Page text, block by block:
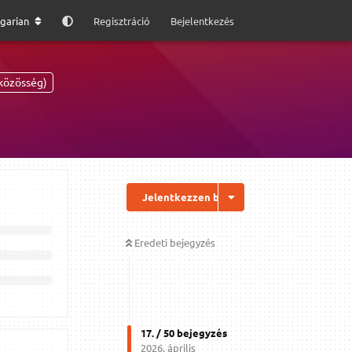
Regisztráció Bejelentkezés
Jelentkezzen be a válaszhoz
Eredeti bejegyzés
17. /50bejegyzés
2026. április